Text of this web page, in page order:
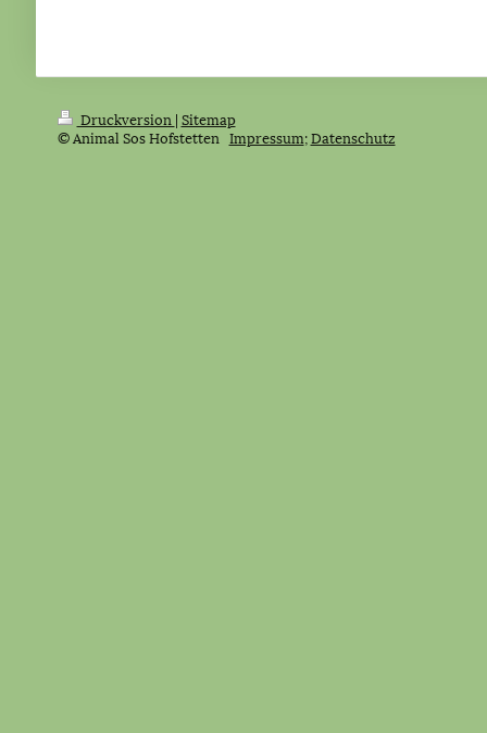
Druckversion | Sitemap
© Animal Sos Hofstetten Impressum;Datenschutz